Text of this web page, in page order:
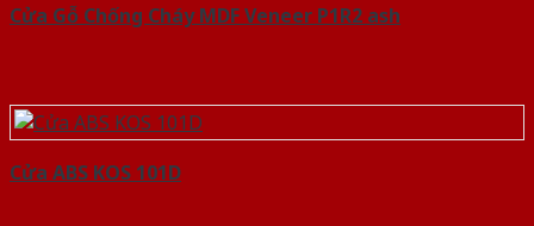
Cửa Gỗ Chống Cháy MDF Veneer P1R2 ash
Cửa ABS KOS 101D